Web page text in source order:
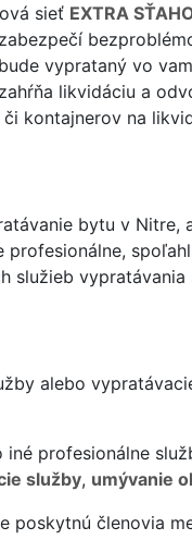
sieť EXTRA
vyprataný vo
likvidáciu a
kontajnerov na
bytu v Nitre,
služieb vypratávania
alebo
profesionálne
služby, umývanie
poskytnú členovia